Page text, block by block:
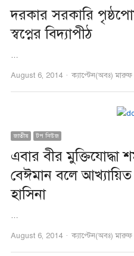
দরকার সরকারি
স্বপ্নের বিদ্যাপীঠ
…
August 6, 2014 Author
ক্যাপ্টেন(অবঃ)
জাতীয় টপ নিউজ
এবার বীর মুক্তিযোদ্ধা
বেঈমান বলে আখ্যায়িত
হাসিনা
…
August 6, 2014 Author
ক্যাপ্টেন(অবঃ)